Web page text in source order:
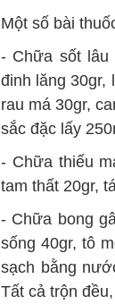
Một số bài
- Chữa sốt lâu
đinh lăng 30gr,
rau má 30gr,
sắc đặc lấy
- Chữa thiếu
tam thất 20gr,
- Chữa bong
sống 40gr, tô
sạch bằng
Tất cả trộn